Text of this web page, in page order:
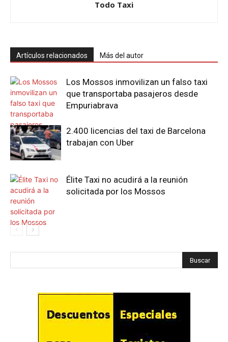
Todo Taxi
Artículos relacionados Más del autor
Los Mossos inmovilizan un falso taxi
que transportaba pasajeros desde
Empuriabrava
2.400 licencias del taxi de Barcelona
trabajan con Uber
Élite Taxi no acudirá a la reunión
solicitada por los Mossos